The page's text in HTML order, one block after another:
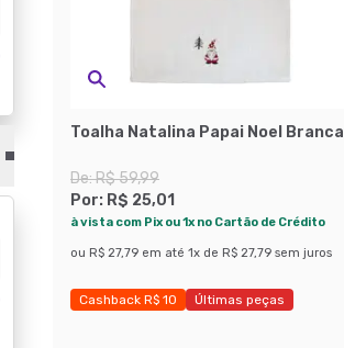
Toalha Natalina Papai Noel Branca
De:R$ 59,99
Por: R$ 25,01
à vista com Pix ou 1x no Cartão de Crédito
ou R$ 27,79 em até 1x de R$ 27,79 sem juros
Cashback R$ 10
Últimas peças